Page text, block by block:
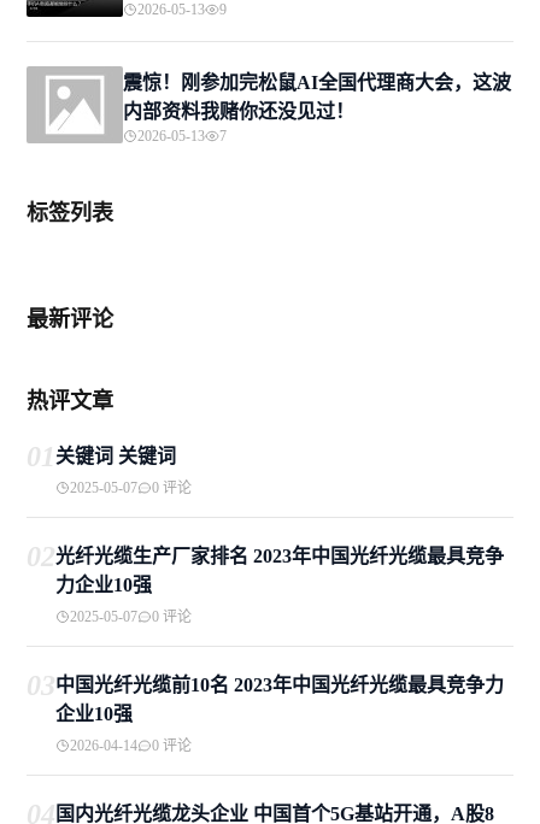
2026-05-13 9
震惊！刚参加完松鼠AI全国代理商大会，这波
内部资料我赌你还没见过！
2026-05-13 7
标签列表
最新评论
热评文章
01关键词 关键词
2025-05-07 0 评论
02光纤光缆生产厂家排名 2023年中国光纤光缆最具竞争
力企业10强
2025-05-07 0 评论
03中国光纤光缆前10名 2023年中国光纤光缆最具竞争力
企业10强
2026-04-14 0 评论
04 国内光纤光缆龙头企业 中国首个5G基站开通，A股8